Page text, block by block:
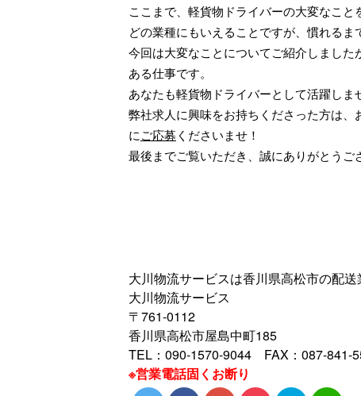
ここまで、軽貨物ドライバーの大変なこ
どの業種にもいえることですが、慣れるま
今回は大変なことについてご紹介しまし
ある仕事です。
あなたも軽貨物ドライバーとして活躍しま
弊社求人に興味をお持ちくださった方は
にご応募 くださいませ！
最後までご覧いただき、誠にありがとうご
大川物流サービスは香川県高松市の配
大川物流サービス
〒761-0112
香川県高松市屋島中町185
TEL：090-1570-9044 FAX：087-841-
※営業電話固くお断り